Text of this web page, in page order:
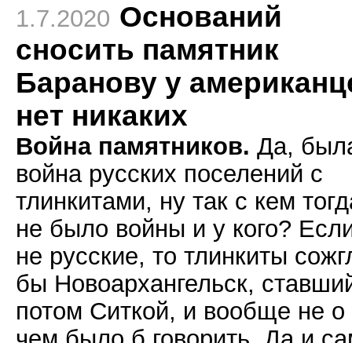
1.7.2020 Оснований
сносить памятник
Баранову у
нет никаких
Война памятников. Да,
война русских поселений с
тлинкитами, ну так с кем
не было войны и у кого?
не русские, то тлинкиты
бы Новоархангельск,
потом Ситкой, и вообще не о